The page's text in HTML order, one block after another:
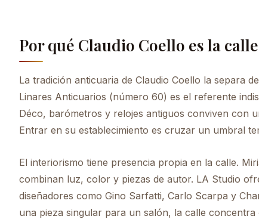
Por qué Claudio Coello es la
La tradición anticuaria de Claudio Coello la separa
Linares Anticuarios (número 60) es el referente
Déco, barómetros y relojes antiguos conviven con
Entrar en su establecimiento es cruzar un umbral
El interiorismo tiene presencia propia en la calle.
combinan luz, color y piezas de autor. LA Studio
diseñadores como Gino Sarfatti, Carlo Scarpa y
una pieza singular para un salón, la calle